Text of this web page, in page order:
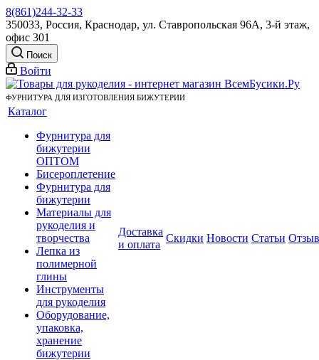
8(861)244-32-33
350033, Россия, Краснодар, ул. Ставропольская 96А, 3-й этаж,
офис 301
Поиск
Войти
ФУРНИТУРА ДЛЯ ИЗГОТОВЛЕНИЯ БИЖУТЕРИИ
Каталог
Фурнитура для
бижутерии
ОПТОМ
Бисероплетение
Фурнитура для
бижутерии
Материалы для
рукоделия и
творчества
Лепка из
полимерной
глины
Инструменты
для рукоделия
Оборудование,
упаковка,
хранение
бижутерии
Доставка
и оплата
Скидки Новости Статьи